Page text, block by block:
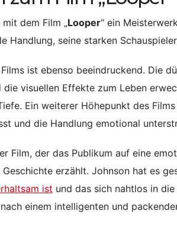
dem Film „Looper“ ein
Handlung, seine starken
ist ebenso beeindruckend. Die
visuellen Effekte zum Leben
Ein weiterer Höhepunkt des
und die Handlung emotional
Film, der das Publikum auf eine
erzählt. Johnson hat es
ist und das sich nahtlos in
einem intelligenten und